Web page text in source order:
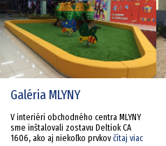
Galéria MLYNY
V interiéri obchodného centra MLYNY
sme inštalovali zostavu Deltiok CA
1606, ako aj niekoľko prvkov čítaj viac